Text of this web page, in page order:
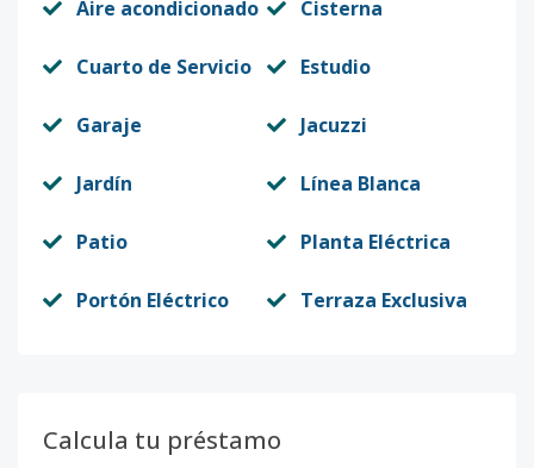
Aire acondicionado Cisterna
Cuarto de Servicio Estudio
Garaje Jacuzzi
Jardín Línea Blanca
Patio Planta Eléctrica
Portón Eléctrico Terraza Exclusiva
Calcula tu préstamo